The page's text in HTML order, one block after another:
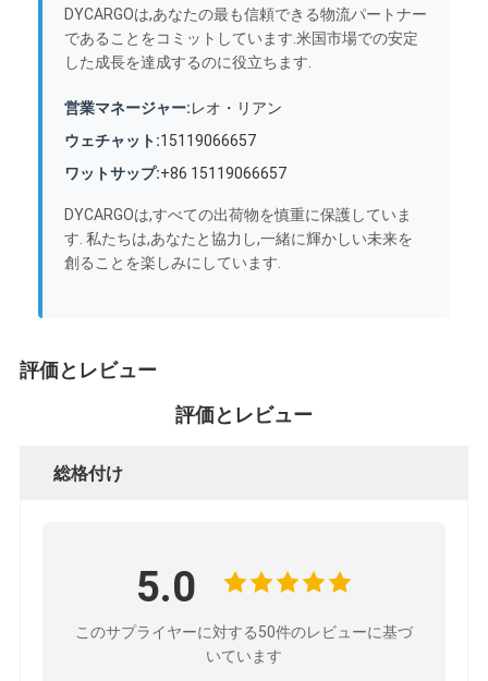
DYCARGOは,あなたの最も信頼できる物流パートナー
であることをコミットしています.米国市場での安定
した成長を達成するのに役立ちます.
営業マネージャー:レオ・リアン
ウェチャット:15119066657
ワットサップ:+86 15119066657
DYCARGOは,すべての出荷物を慎重に保護していま
す. 私たちは,あなたと協力し,一緒に輝かしい未来を
創ることを楽しみにしています.
評価とレビュー
評価とレビュー
総格付け
5.0
このサプライヤーに対する50件のレビューに基づ
いています